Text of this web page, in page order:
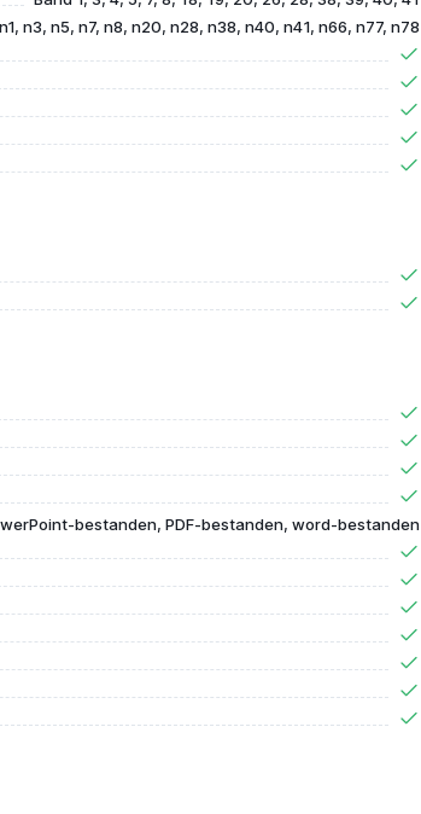
n1, n3, n5, n7, n8, n20, n28, n38, n40, n41, n66, n77, n78
bestanden, PDF-bestanden, word-bestanden